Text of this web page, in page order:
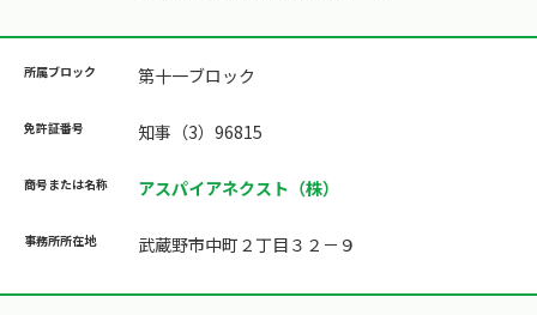
第十一ブロック
知事（3）96815
アスパイアネクスト（株）
武蔵野市中町２丁目３２－９